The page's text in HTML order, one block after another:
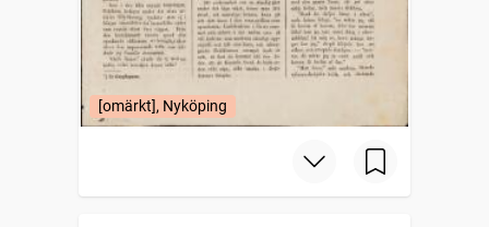
[omärkt], Nyköping